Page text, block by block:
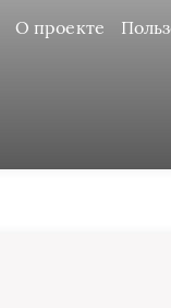
О проекте